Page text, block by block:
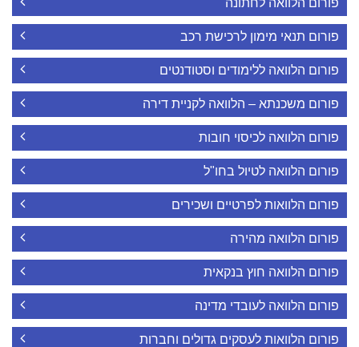
פורום הלוואה לחתונה
פורום תנאי מימון לרכישת רכב
פורום הלוואה ללימודים וסטודנטים
פורום משכנתא – הלוואה לקניית דירה
פורום הלוואה לכיסוי חובות
פורום הלוואה לטיול בחו"ל
פורום הלוואות לפרטיים ושכירים
פורום הלוואה מהירה
פורום הלוואה חוץ בנקאית
פורום הלוואה לעובדי מדינה
פורום הלוואות לעסקים גדולים וחברות